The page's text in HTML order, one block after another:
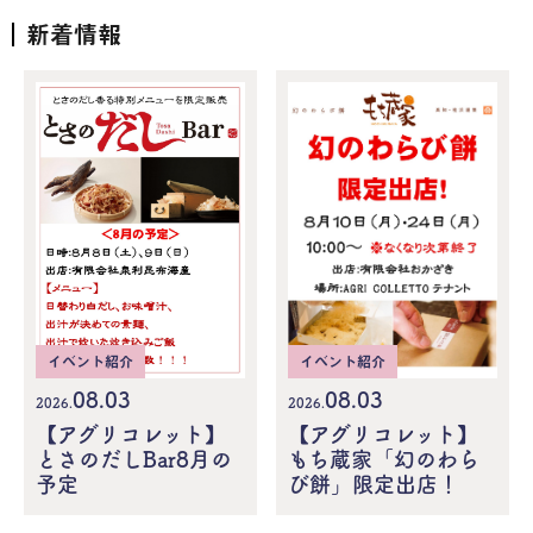
新着情報
イベント紹介
2026. 08.03
【アグリコレット】
とさのだしBar8月の
予定
イベント紹介
2026. 08.03
【アグリコレット】
もち蔵家「幻のわら
び餅」限定出店！